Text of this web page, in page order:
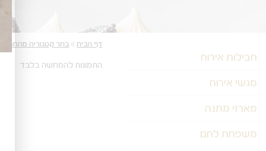
הקטגוריות
המוצר
חבילות אירוח
מגשי אירוח
מארזי מתנה
משפחת לחם
דף הבית » בחר קטגוריה מהתפריט
התמונות להמחשה בלבד